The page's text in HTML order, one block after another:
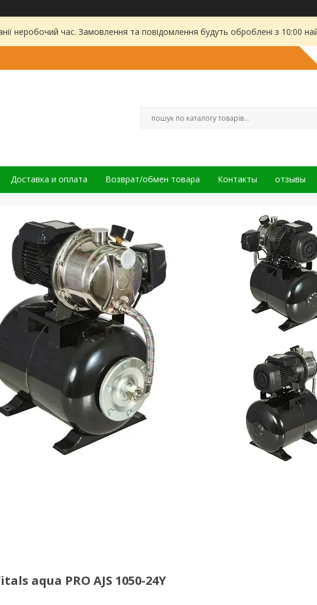
неробочий час. Замовлення та повідомлення будуть оброблені з 10:00
Доставка и оплата Возврат/обмен товара Контакты отзывы
aqua PRO AJS 1050-24Y